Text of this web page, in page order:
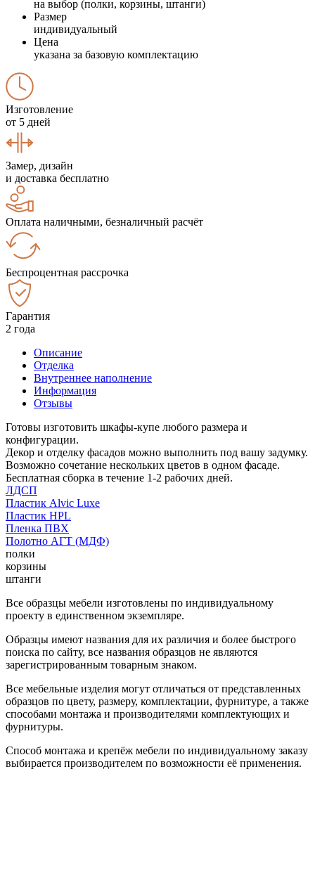
на выбор (полки, корзины, штанги)
Размер
индивидуальный
Цена
указана за базовую комплектацию
Изготовление
от 5 дней
Замер, дизайн
и доставка бесплатно
Оплата наличными, безналичный расчёт
Беспроцентная рассрочка
Гарантия
2 года
Описание
Отделка
Внутреннее наполнение
Информация
Отзывы
Готовы изготовить шкафы-купе любого размера и
конфигурации.
Декор и отделку фасадов можно выполнить под вашу задумку.
Возможно сочетание нескольких цветов в одном фасаде.
Бесплатная сборка в течение 1-2 рабочих дней.
ЛДСП
Пластик Alvic Luxe
Пластик HPL
Пленка ПВХ
Полотно АГТ (МДФ)
полки
корзины
штанги
Все образцы мебели изготовлены по индивидуальному
проекту в единственном экземпляре.
Образцы имеют названия для их различия и более быстрого
поиска по сайту, все названия образцов не являются
зарегистрированным товарным знаком.
Все мебельные изделия могут отличаться от представленных
образцов по цвету, размеру, комплектации, фурнитуре, а также
способами монтажа и производителями комплектующих и
фурнитуры.
Способ монтажа и крепёж мебели по индивидуальному заказу
выбирается производителем по возможности её применения.